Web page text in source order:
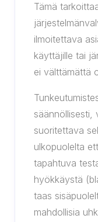
Tämä
ilmoitettava
käyttäjille tai
ei välttämättä
säännöllisesti,
suoritettava
ulkopuolelta
tapahtuva
hyökkäystä
taas
mahdollisia